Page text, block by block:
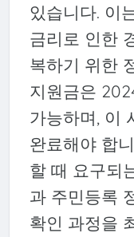
있습니다. 이
금리로 인한
복하기 위한
지원금은
가능하며, 이
완료해야 합
할 때 요구되
과 주민등록
확인 과정을